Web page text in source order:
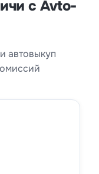
с Avto-
автовыкуп